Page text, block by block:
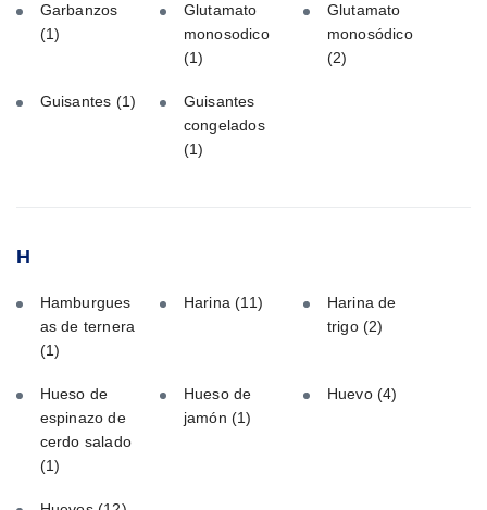
Garbanzos
(1)
Glutamato
monosodico
(1)
Glutamato
monosódico
(2)
Guisantes (1)
Guisantes
congelados
(1)
H
Hamburgues
as de ternera
(1)
Harina(11)
Harina de
trigo(2)
Hueso de
espinazo de
cerdo salado
(1)
Hueso de
jamón (1)
Huevo(4)